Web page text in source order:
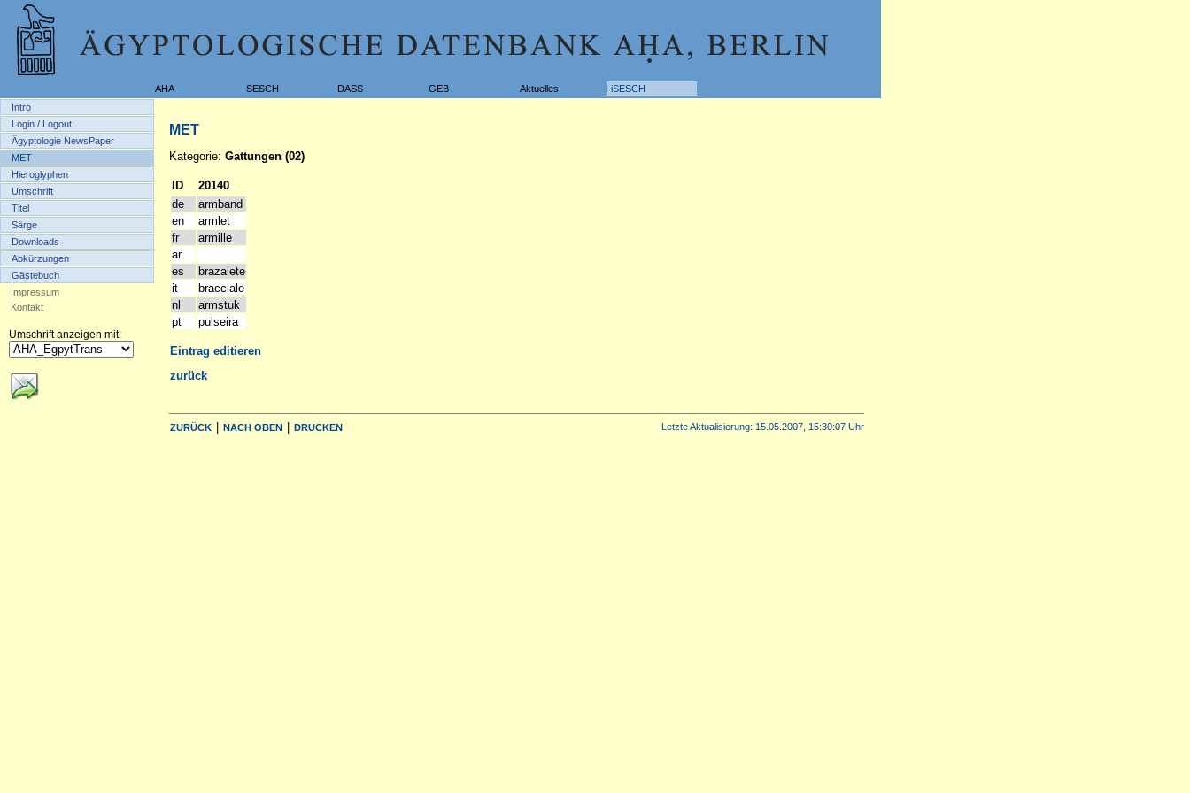
AHA SESCH DASS GEB Aktuelles
iSESCH
Intro
Login / Logout
Ägyptologie NewsPaper
MET
Hieroglyphen
Umschrift
Titel
Särge
Downloads
Abkürzungen
Gästebuch
Impressum
Kontakt
Umschrift anzeigen mit:
MET
Kategorie: Gattungen (02)
ID
20140
de
armband
en
armlet
fr
armille
ar
es
brazalete
it
bracciale
nl
armstuk
pt
pulseira
Eintrag editieren
zurück
ZURÜCK | NACH OBEN | DRUCKEN Letzte Aktualisierung: 15.05.2007, 15:30:07 Uhr